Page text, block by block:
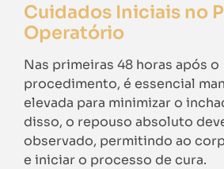
Cuidados Iniciais no
Operatório
Nas primeiras 48 horas após o
procedimento, é essencial
elevada para minimizar o
disso, o repouso absoluto
observado, permitindo ao
e iniciar o processo de cura.